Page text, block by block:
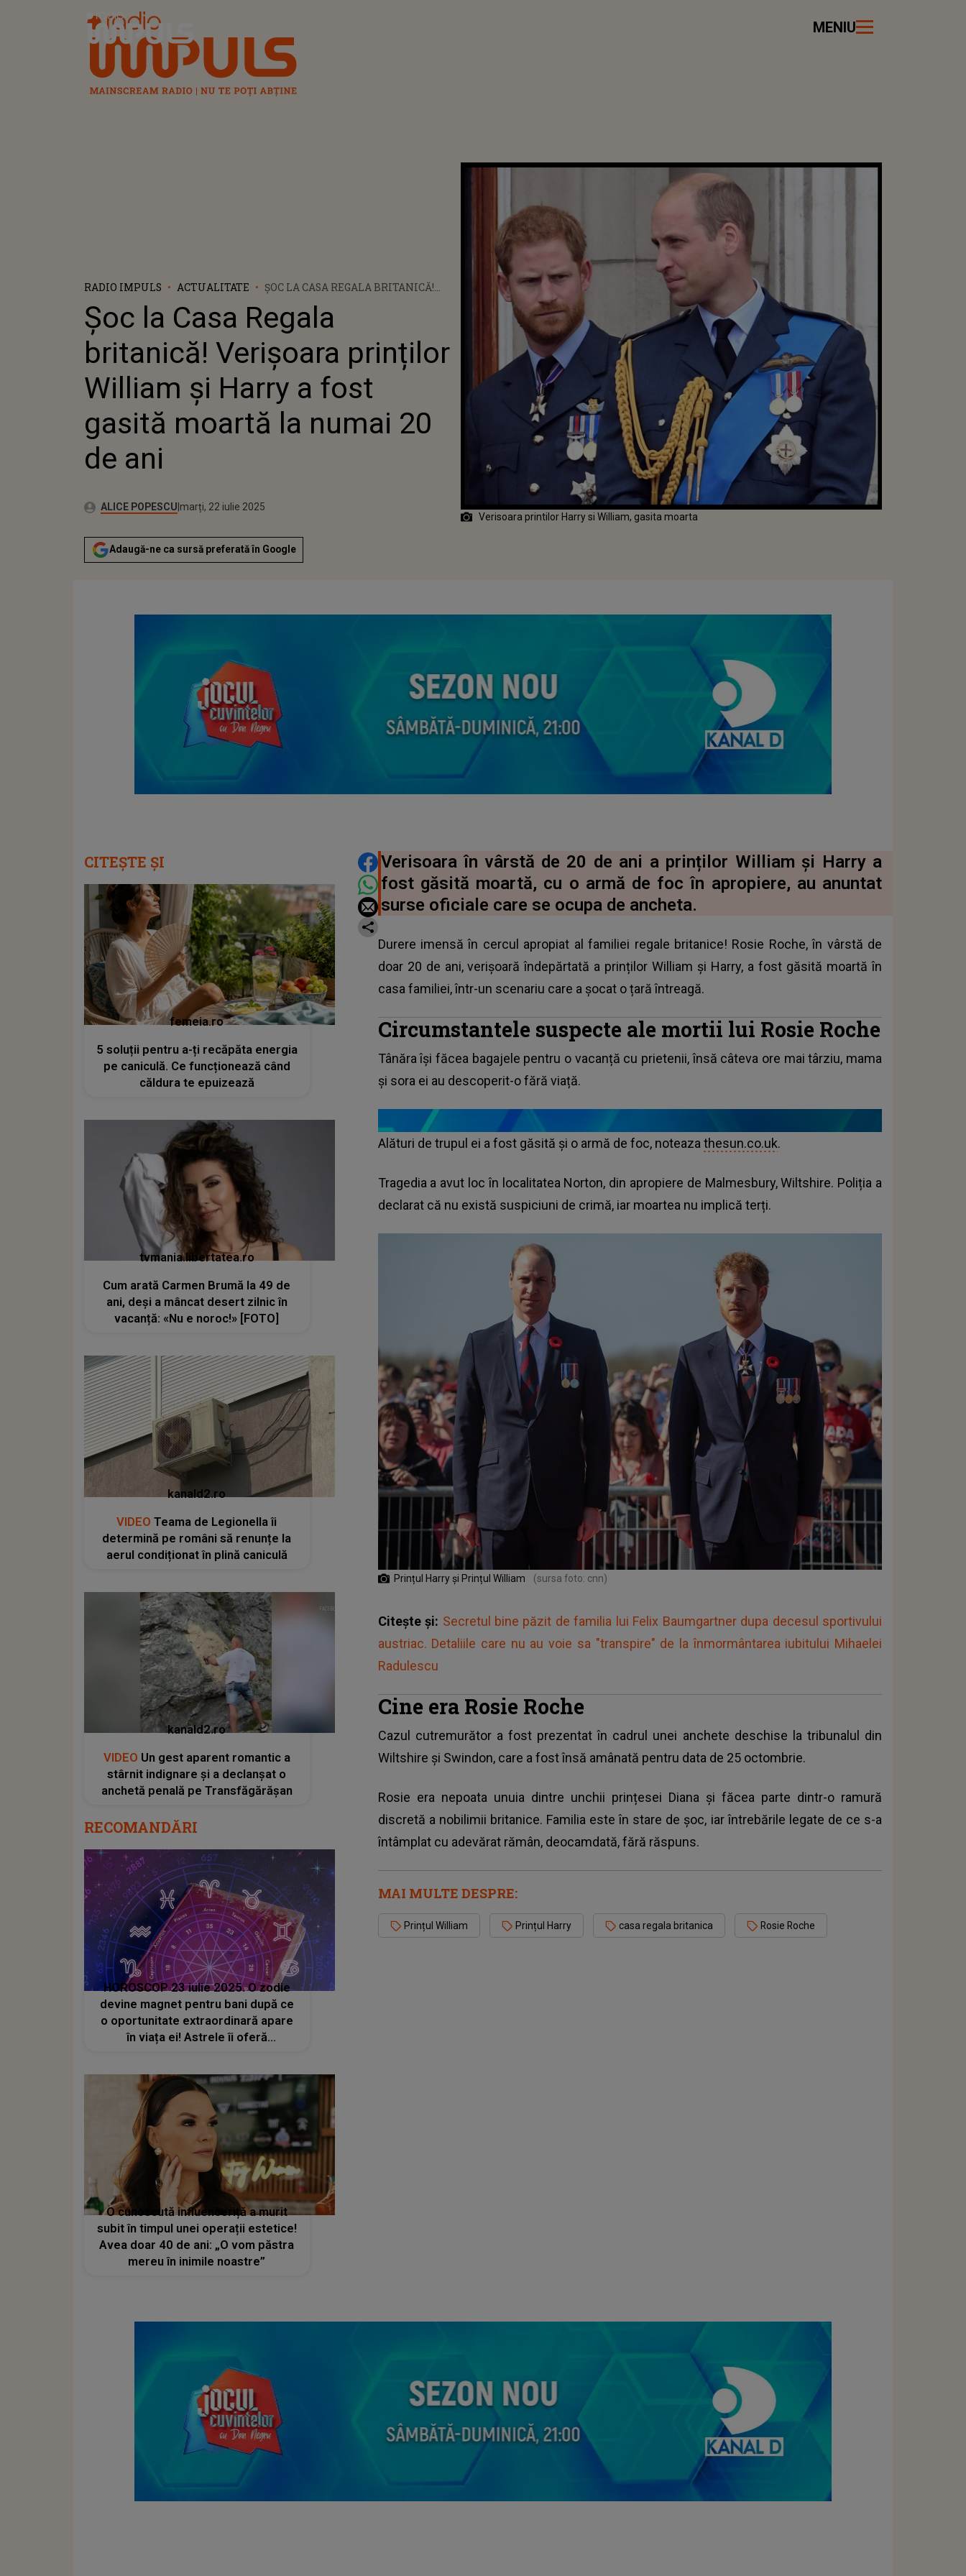
Radio Impuls MENIU
RADIO IMPULS ACTUALITATE
ȘOC LA CASA REGALA BRITANICĂ!
HARRY A FOST GASITĂ MOARTĂ LA
NUMAI 20 DE ANI
Șoc la Casa Regala
britanică! Verișoara prinților
William și Harry a fost
gasită moartă la numai 20
de ani
Autor:ALICE POPESCUPublicat:
marți, 22 iulie 2025
Actualizat:
marți, 22 iulie 2025
Adaugă-ne ca sursă preferată în Google
Verisoara printilor Harry si William, gasita moarta
DISTRIBUIE ARTICOLUL
Verisoara în vârstă de 20 de ani a prinților William și Harry a
fost găsită moartă, cu o armă de foc în apropiere, au anuntat
surse oficiale care se ocupa de ancheta.
Durere imensă în cercul apropiat al familiei regale britanice! Rosie Roche, în vârstă de
doar 20 de ani, verișoară îndepărtată a prinților William și Harry, a fost găsită moartă în
casa familiei, într-un scenariu care a șocat o țară întreagă.
Circumstantele suspecte ale mortii lui Rosie Roche
Tânăra își făcea bagajele pentru o vacanță cu prietenii, însă câteva ore mai târziu, mama
și sora ei au descoperit-o fără viață.
Alături de trupul ei a fost găsită și o armă de foc, noteaza thesun.co.uk.
Tragedia a avut loc în localitatea Norton, din apropiere de Malmesbury, Wiltshire. Poliția a
declarat că nu există suspiciuni de crimă, iar moartea nu implică terți.
Prințul Harry și Prințul William (sursa foto: cnn)
Citește și: Secretul bine păzit de familia lui Felix Baumgartner dupa decesul sportivului
austriac. Detaliile care nu au voie sa "transpire" de la înmormântarea iubitului Mihaelei
Radulescu
Cine era Rosie Roche
Cazul cutremurător a fost prezentat în cadrul unei anchete deschise la tribunalul din
Wiltshire și Swindon, care a fost însă amânată pentru data de 25 octombrie.
Rosie era nepoata unuia dintre unchii prințesei Diana și făcea parte dintr-o ramură
discretă a nobilimii britanice. Familia este în stare de șoc, iar întrebările legate de ce s-a
întâmplat cu adevărat rămân, deocamdată, fără răspuns.
MAI MULTE DESPRE:
Prințul William Prințul Harry casa regala britanica Rosie Roche
CITEȘTE ȘI
femeia.ro
5 soluții pentru a-ți recăpăta energia
pe caniculă. Ce funcționează când
căldura te epuizează
tvmania.libertatea.ro
Cum arată Carmen Brumă la 49 de
ani, deși a mâncat desert zilnic în
vacanță: «Nu e noroc!» [FOTO]
kanald2.ro
VIDEO Teama de Legionella îi
determină pe români să renunțe la
aerul condiționat în plină caniculă
kanald2.ro
VIDEO Un gest aparent romantic a
stârnit indignare și a declanșat o
anchetă penală pe Transfăgărășan
RECOMANDĂRI
HOROSCOP 23 iulie 2025. O zodie
devine magnet pentru bani după ce
o oportunitate extraordinară apare
în viața ei! Astrele îi oferă
abia acum pentru aceasta!
O cunoscută influenceriță a murit
subit în timpul unei operații estetice!
Avea doar 40 de ani: „O vom păstra
mereu în inimile noastre”